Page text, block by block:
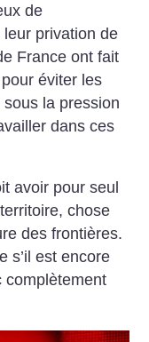
de
leur privation de
France ont fait
éviter les
sous la pression
dans ces
avoir pour seul
chose
des frontières.
s’il est encore
complètement